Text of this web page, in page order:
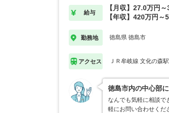
給与
【月収】27.0万円
【年収】420万円～
勤務地 徳島県 徳島市
アクセス ＪＲ牟岐線 文化の森駅
徳島市内の中心部
なんでも気軽に相談で
軽にお問い合わせくだ